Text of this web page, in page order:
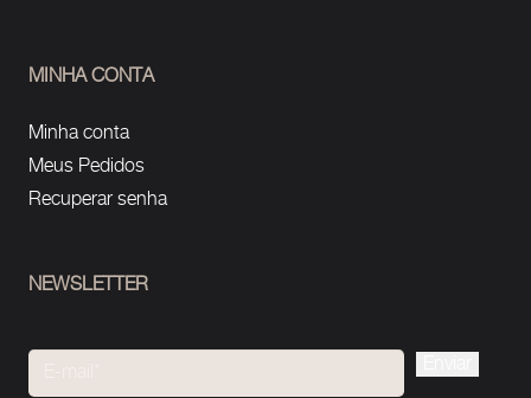
MINHA CONTA
Minha conta
Meus Pedidos
Recuperar senha
NEWSLETTER